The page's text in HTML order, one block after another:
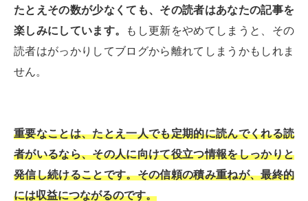
たとえその数が少なくても、その読者はあなたの記事を
楽しみにしています。
もし更新をやめてしまうと、その
読者はがっかりしてブログから離れてしまうかもしれま
せん。
重要なことは、たとえ一人でも定期的に読んでくれる読
者がいるなら、その人に向けて役立つ情報をしっかりと
発信し続けることです。その信頼の積み重ねが、最終的
には収益につながるのです。